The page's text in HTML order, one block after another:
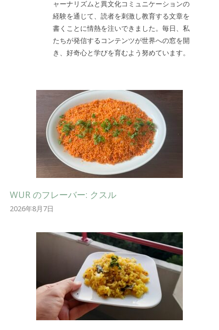
ャーナリズムと異文化コミュニケーションの
経験を通じて、読者を刺激し教育する文章を
書くことに情熱を注いできました。毎日、私
たちが発信するコンテンツが世界への窓を開
き、好奇心と学びを育むよう努めています。
WUR のフレーバー: クスル
2026年8月7日